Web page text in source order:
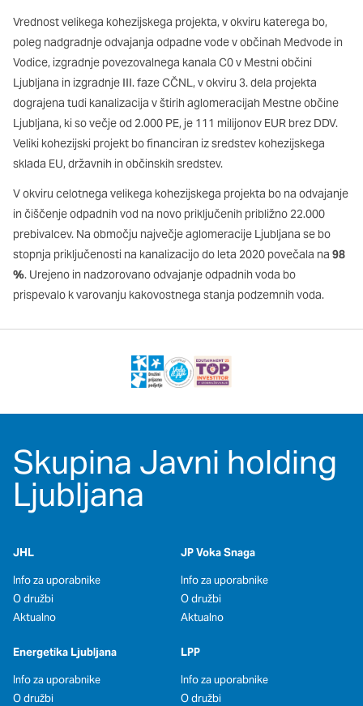
Vrednost velikega kohezijskega projekta, v okviru katerega bo,
poleg nadgradnje odvajanja odpadne vode v občinah Medvode in
Vodice, izgradnje povezovalnega kanala C0 v Mestni občini
Ljubljana in izgradnje III. faze CČNL, v okviru 3. dela projekta
dograjena tudi kanalizacija v štirih aglomeracijah Mestne občine
Ljubljana, ki so večje od 2.000 PE, je 111 milijonov EUR brez DDV.
Veliki kohezijski projekt bo financiran iz sredstev kohezijskega
sklada EU, državnih in občinskih sredstev.
V okviru celotnega velikega kohezijskega projekta bo na odvajanje
in čiščenje odpadnih vod na novo priključenih približno 22.000
prebivalcev. Na območju največje aglomeracije Ljubljana se bo
stopnja priključenosti na kanalizacijo do leta 2020 povečala na 98
%. Urejeno in nadzorovano odvajanje odpadnih voda bo
prispevalo k varovanju kakovostnega stanja podzemnih voda.
Skupina Javni holding
Ljubljana
JHL
Info za uporabnike
O družbi
Aktualno
Energetika Ljubljana
Info za uporabnike
O družbi
JP Voka Snaga
Info za uporabnike
O družbi
Aktualno
LPP
Info za uporabnike
O družbi